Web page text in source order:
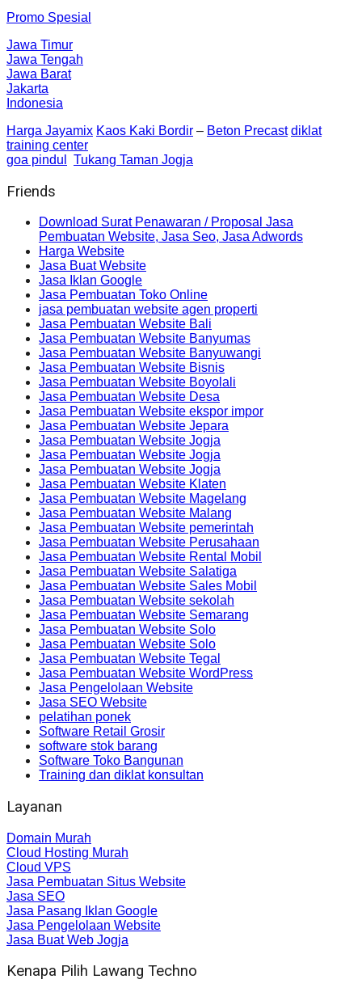
Promo Spesial
Jawa Timur
Jawa Tengah
Jawa Barat
Jakarta
Indonesia
Harga Jayamix Kaos Kaki Bordir – Beton Precast diklat
training center
goa pindul
Tukang Taman Jogja
Friends
Download Surat Penawaran / Proposal Jasa
Pembuatan Website, Jasa Seo, Jasa Adwords
Harga Website
Jasa Buat Website
Jasa Iklan Google
Jasa Pembuatan Toko Online
jasa pembuatan website agen properti
Jasa Pembuatan Website Bali
Jasa Pembuatan Website Banyumas
Jasa Pembuatan Website Banyuwangi
Jasa Pembuatan Website Bisnis
Jasa Pembuatan Website Boyolali
Jasa Pembuatan Website Desa
Jasa Pembuatan Website ekspor impor
Jasa Pembuatan Website Jepara
Jasa Pembuatan Website Jogja
Jasa Pembuatan Website Jogja
Jasa Pembuatan Website Jogja
Jasa Pembuatan Website Klaten
Jasa Pembuatan Website Magelang
Jasa Pembuatan Website Malang
Jasa Pembuatan Website pemerintah
Jasa Pembuatan Website Perusahaan
Jasa Pembuatan Website Rental Mobil
Jasa Pembuatan Website Salatiga
Jasa Pembuatan Website Sales Mobil
Jasa Pembuatan Website sekolah
Jasa Pembuatan Website Semarang
Jasa Pembuatan Website Solo
Jasa Pembuatan Website Solo
Jasa Pembuatan Website Tegal
Jasa Pembuatan Website WordPress
Jasa Pengelolaan Website
Jasa SEO Website
pelatihan ponek
Software Retail Grosir
software stok barang
Software Toko Bangunan
Training dan diklat konsultan
Layanan
Domain Murah
Cloud Hosting Murah
Cloud VPS
Jasa Pembuatan Situs Website
Jasa SEO
Jasa Pasang Iklan Google
Jasa Pengelolaan Website
Jasa Buat Web Jogja
Kenapa Pilih Lawang Techno